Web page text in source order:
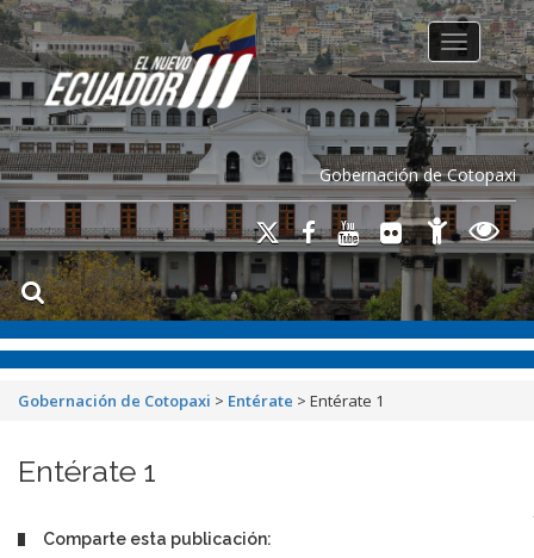
Gobernación de Cotopaxi
Toggle
Gobernación de Cotopaxi > Entérate > Entérate 1
Entérate 1
Comparte esta publicación: